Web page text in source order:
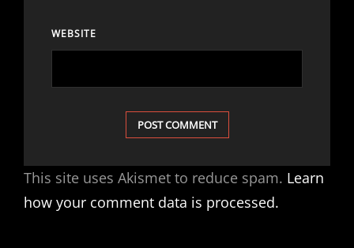
WEBSITE
This site uses Akismet to reduce spam. Learn
how your comment data is processed.